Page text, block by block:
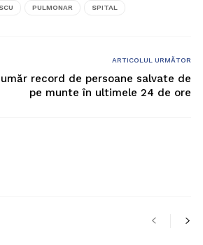
PULMONAR SPITAL
ARTICOLUL URMĂTOR
record de persoane salvate de
pe munte în ultimele 24 de ore